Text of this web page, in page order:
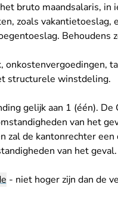
bruto maandsalaris, in
zoals vakantietoeslag,
Behoudens
onkostenvergoedingen,
structurele winstdeling.
gelijk aan 1 (één). De
van het
zal de kantonrechter een
van het
- niet hoger zijn dan de